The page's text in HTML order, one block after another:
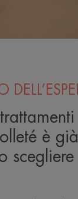
è
scegliere